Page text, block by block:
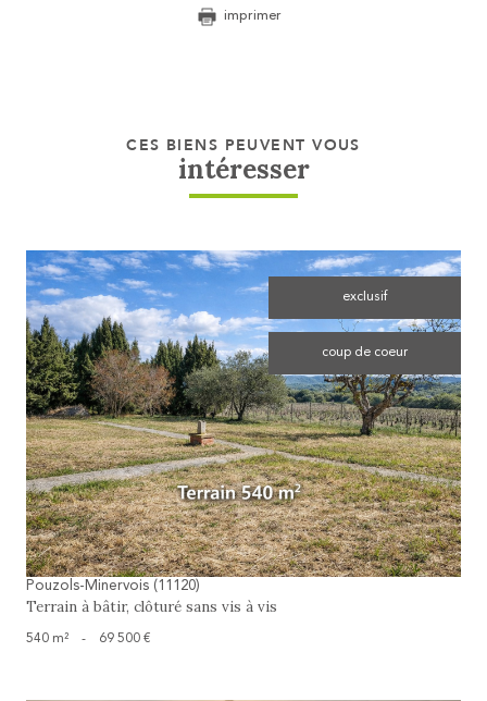
imprimer
CES BIENS PEUVENT VOUS
intéresser
exclusif
coup de coeur
voir le bien
Pouzols-Minervois (11120)
Terrain à bâtir, clôturé sans vis à vis
540 m² - 69 500 €